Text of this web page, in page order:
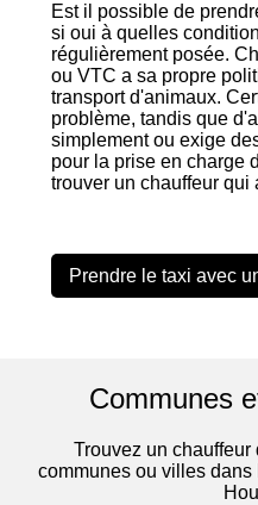
Est il possible de
si oui à quelles
régulièrement posée.
ou VTC a sa propre
transport d'animaux.
problème, tandis que
simplement ou exige
pour la prise en charge
trouver un chauffeur qui
Prendre le taxi avec
Communes
Trouvez un
communes ou villes